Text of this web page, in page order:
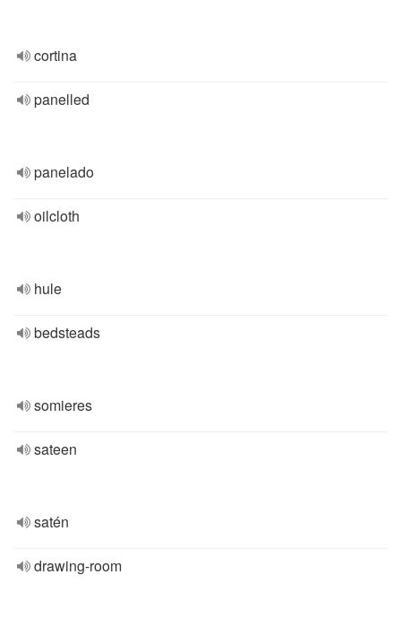
cortina
panelled
panelado
oilcloth
hule
bedsteads
somieres
sateen
satén
drawing-room